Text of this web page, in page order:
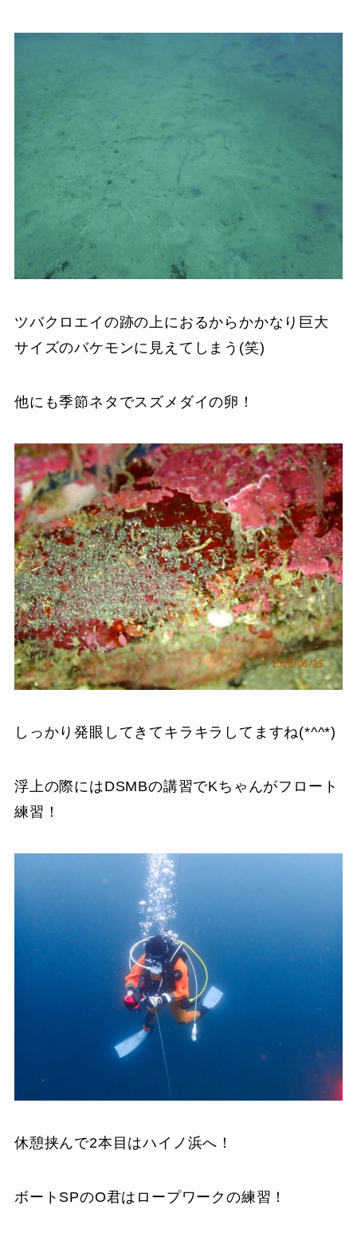
ツバクロエイの跡の上におるからかかなり巨大
サイズのバケモンに見えてしまう(笑)
他にも季節ネタでスズメダイの卵！
しっかり発眼してきてキラキラしてますね(*^^*)
浮上の際にはDSMBの講習でKちゃんがフロート
練習！
休憩挟んで2本目はハイノ浜へ！
ボートSPのO君はロープワークの練習！